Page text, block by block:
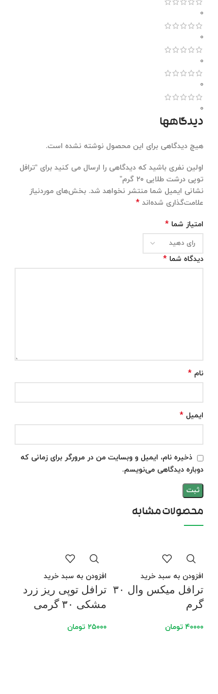
0
0
0
0
0
دیدگاهها
هیچ دیدگاهی برای این محصول نوشته نشده است.
اولین نفری باشید که دیدگاهی را ارسال می کنید برای “ترافل
توپی درشت طلایی ۲۰ گرم”
نشانی ایمیل شما منتشر نخواهد شد. بخش‌های موردنیاز
علامت‌گذاری شده‌اند *
امتیاز شما *
دیدگاه شما *
نام *
ایمیل *
ذخیره نام، ایمیل و وبسایت من در مرورگر برای زمانی که
دوباره دیدگاهی می‌نویسم.
محصولات مشابه
افزودن به سبد خرید
ترافل میکس وال ۳۰
گرم
۴۰۰۰۰ تومان
افزودن به سبد خرید
ترافل توپی ریز زرد
مشکی ۳۰ گرمی
۲۵۰۰۰ تومان